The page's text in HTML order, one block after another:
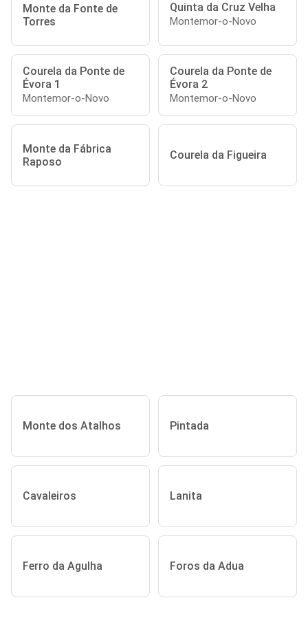
Monte da Fonte de
Torres
Quinta da Cruz Velha
Montemor-o-Novo
Courela da Ponte de
Évora 1
Montemor-o-Novo
Courela da Ponte de
Évora 2
Montemor-o-Novo
Monte da Fábrica
Raposo
Courela da Figueira
Monte dos Atalhos Pintada
Cavaleiros Lanita
Ferro da Agulha Foros da Adua